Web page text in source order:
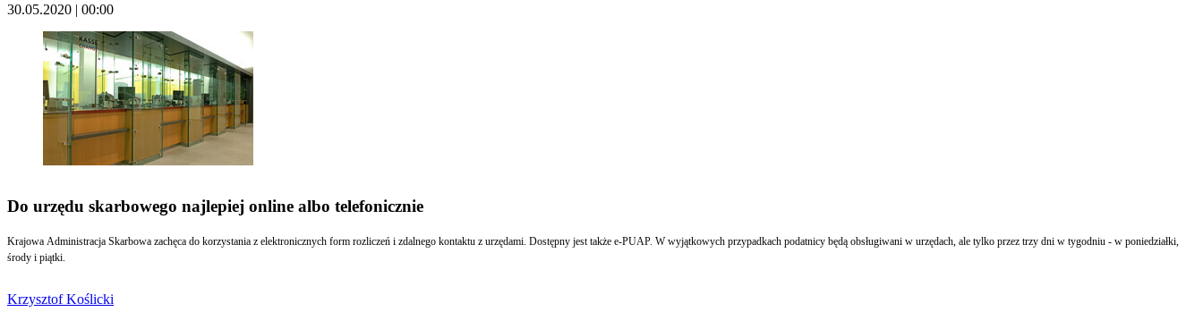
30.05.2020 | 00:00
Do urzędu skarbowego najlepiej online albo telefonicznie
Krajowa Administracja Skarbowa zachęca do korzystania z elektronicznych form rozliczeń i zdalnego kontaktu z urzędami. Dostępny jest także e-PUAP. W wyjątkowych przypadkach podatnicy będą obsługiwani w urzędach, ale tylko przez trzy dni w tygodniu - w poniedziałki,
środy i piątki.
Krzysztof Koślicki